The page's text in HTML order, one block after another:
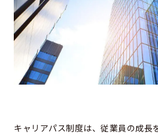
キャリアパス制度は、従業員の成長